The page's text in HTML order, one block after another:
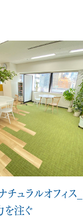
採用情報
紹介 募集要項 エ
チュラルオフィ
注ぐ